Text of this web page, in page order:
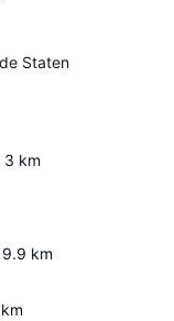
Staten
3 km
9.9 km
km